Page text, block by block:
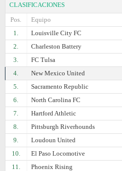
CLASIFICACIONES
Pos.
Equipo
1.
Louisville City FC
2.
Charleston Battery
3.
FC Tulsa
4.
New Mexico United
5.
Sacramento Republic
6.
North Carolina FC
7.
Hartford Athletic
8.
Pittsburgh Riverhounds
9.
Loudoun United
10.
El Paso Locomotive
11.
Phoenix Rising